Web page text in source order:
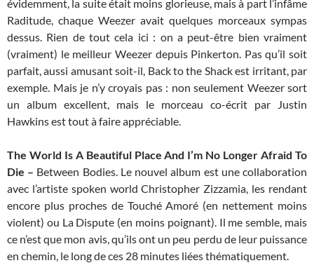
évidemment, la suite était moins glorieuse, mais à part l’infâme
Raditude, chaque Weezer avait quelques morceaux sympas
dessus. Rien de tout cela ici : on a peut-être bien vraiment
(vraiment) le meilleur Weezer depuis Pinkerton. Pas qu’il soit
parfait, aussi amusant soit-il, Back to the Shack est irritant, par
exemple. Mais je n’y croyais pas : non seulement Weezer sort
un album excellent, mais le morceau co-écrit par Justin
Hawkins est tout à faire appréciable.
The World Is A Beautiful Place And I’m No Longer Afraid To
Die – Between Bodies. Le nouvel album est une collaboration
avec l’artiste spoken world Christopher Zizzamia, les rendant
encore plus proches de Touché Amoré (en nettement moins
violent) ou La Dispute (en moins poignant). Il me semble, mais
ce n’est que mon avis, qu’ils ont un peu perdu de leur puissance
en chemin, le long de ces 28 minutes liées thématiquement.